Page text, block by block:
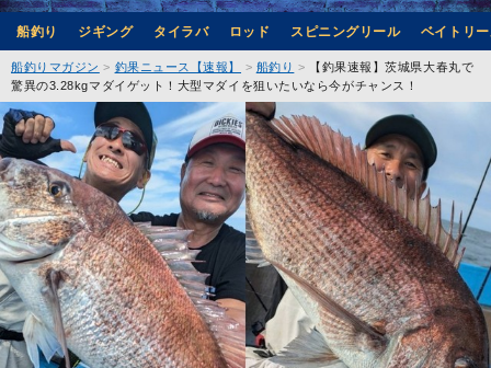
船釣り ジギング タイラバ ロッド スピニングリール ベイトリ
船釣りマガジン 釣果ニュース【速報】 船釣り
【釣果速報】茨城県大春丸で
驚異の3.28kgマダイゲット！大型マダイを狙いたいなら今がチャンス！